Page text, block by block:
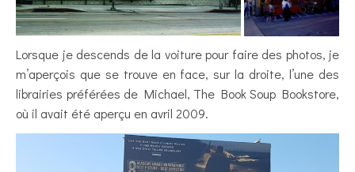
Lorsque je descends de la voiture pour faire des photos, je
m’aperçois que se trouve en face, sur la droite, l’une des
librairies préférées de Michael, The Book Soup Bookstore,
où il avait été aperçu en avril 2009.